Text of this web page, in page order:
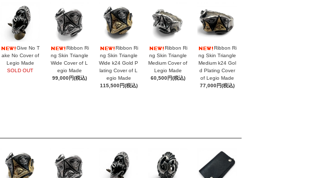
Give No T
ake No Cover of
Legio Made
SOLD OUT
Ribbon Ri
ng Skin Triangle
Wide Cover of L
egio Made
99,000円(税込)
Ribbon Ri
ng Skin Triangle
Wide k24 Gold P
lating Cover of L
egio Made
115,500円(税込)
Ribbon Ri
ng Skin Triangle
Medium Cover of
Legio Made
60,500円(税込)
Ribbon Ri
ng Skin Triangle
Medium k24 Gol
d Plating Cover
of Legio Made
77,000円(税込)